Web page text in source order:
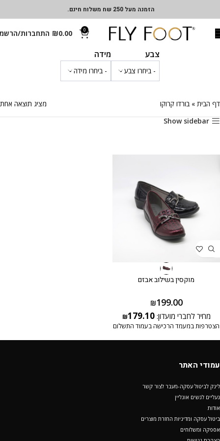
הזמנה מעל 250 שח משלוח חינם.
0
₪0.00 התחברות/
צבע מידה
דף הבית » בורדו קרוקו
מציג תוצאה אחת
Show sidebar
מוקסין בשילוב אבזם
₪199.00
מחיר לחברי מועדון: ₪179.10
הצטרפות במעמד הרכישה בעמוד התשלום
עמודי האתר
לינק לביטול עסקה-מעבר לצור קשר
נעליים לנשים אונליין
אודות
ביטול עסקה ומדיניות החזרת מוצרים
אספקה ומשלוחים